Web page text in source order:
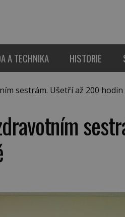
A TECHNIKA HISTORIE
sestrám. Ušetří až 200